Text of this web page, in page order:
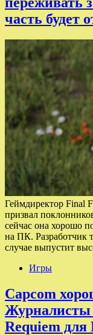
часть будет
Геймдиректор Final
призвал
сейчас она хорошо
на ПК. Разработчик
случае выпустит
Игры
Capcom
Журналисты
Requiem для